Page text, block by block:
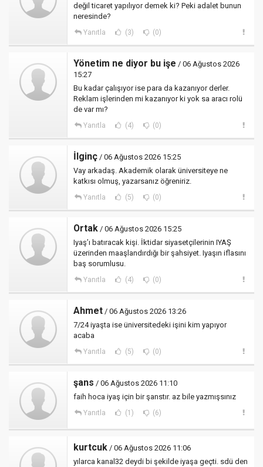
değil ticaret yapılıyor demek ki? Peki adalet bunun
neresinde?
Yanıtla (3) (0)
Yönetim ne diyor bu işe / 06 Ağustos 2026
15:27
Bu kadar çalışıyor ise para da kazanıyor derler.
Reklam işlerinden mi kazanıyor ki yok sa aracı rolü
de var mı?
Yanıtla (4) (0)
İlginç / 06 Ağustos 2026 15:25
Vay arkadaş. Akademik olarak üniversiteye ne
katkısı olmuş, yazarsanız öğreniriz.
Yanıtla (5) (0)
Ortak / 06 Ağustos 2026 15:25
Iyaş’ı batıracak kişi. İktidar siyasetçilerinin IYAŞ
üzerinden maaşlandırdığı bir şahsiyet. Iyaşın iflasını
baş sorumlusu.
Yanıtla (4) (0)
Ahmet / 06 Ağustos 2026 13:26
7/24 iyaşta ise üniversitedeki işini kim yapıyor
acaba
Yanıtla (5) (0)
şans / 06 Ağustos 2026 11:10
faih hoca iyaş için bir şanstır. az bile yazmışsınız
Yanıtla (1) (6)
kurtcuk / 06 Ağustos 2026 11:06
yılarca kanal32 deydi bi şekilde iyaşa geçti. sdü den